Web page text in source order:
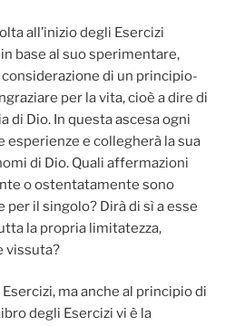
all’inizio degli Esercizi
base al suo sperimentare,
di un principio-
per la vita, cioè a dire di
di Dio. In questa ascesa ogni
esperienze e collegherà la sua
di Dio. Quali affermazioni
o ostentatamente sono
il singolo? Dirà di sì a esse
la propria limitatezza,
vissuta?
ma anche al principio di
degli Esercizi vi è la